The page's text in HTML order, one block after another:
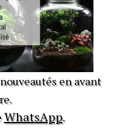
en avant
WhatsApp.